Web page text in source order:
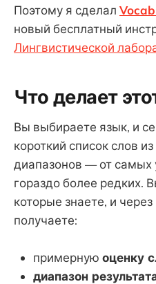
Поэтому я сделал
новый бесплатный
Лингвистической
Что делает
Вы выбираете язык, и
короткий список слов
диапазонов — от самых
гораздо более редких.
которые знаете, и
получаете:
примерную оценку
диапазон